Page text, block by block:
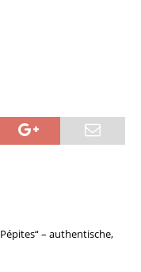
– authentische,